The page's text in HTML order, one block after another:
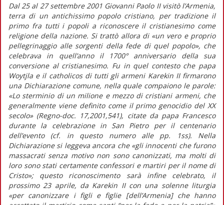
Dal 25 al 27 settembre 2001 Giovanni Paolo II visitò l’Armenia,
terra di un antichissimo popolo cristiano, per tradizione il
primo fra tutti i popoli a riconoscere il cristianesimo come
religione della nazione. Si trattò allora di «un vero e proprio
pellegrinaggio alle sorgenti della fede di quel popolo», che
celebrava in quell’anno il 1700° anniversario della sua
conversione al cristianesimo. Fu in quel contesto che papa
Woytjla e il catholicos di tutti gli armeni Karekin II firmarono
una Dichiarazione comune, nella quale compaiono le parole:
«Lo sterminio di un milione e mezzo di cristiani armeni, che
generalmente viene definito come il primo genocidio del XX
secolo» (Regno-doc. 17,2001,541), citate da papa Francesco
durante la celebrazione in San Pietro per il centenario
dell’evento (cf. in questo numero alle pp. 1ss). Nella
Dichiarazione si leggeva ancora che «gli innocenti che furono
massacrati senza motivo non sono canonizzati, ma molti di
loro sono stati certamente confessori e martiri per il nome di
Cristo»; questo riconoscimento sarà infine celebrato, il
prossimo 23 aprile, da Karekin II con una solenne liturgia
«per canonizzare i figli e figlie [dell’Armenia] che hanno